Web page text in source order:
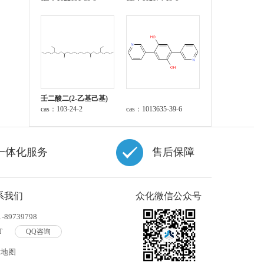
壬二酸二(2-乙基己基)
酯
cas：103-24-2 cas：1013635-39-6
体化服务 售后保障
我们
89739798
QQ咨询
图
众化微信公众号